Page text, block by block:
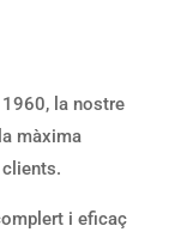
la nostre
màxima
i eficaç